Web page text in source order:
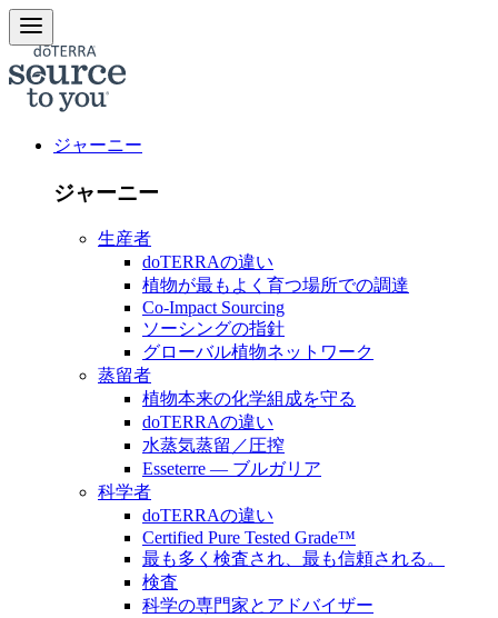
ジャーニー
ジャーニー
生産者
doTERRAの違い
植物が最もよく育つ場所での調達
Co-Impact Sourcing
ソーシングの指針
グローバル植物ネットワーク
蒸留者
植物本来の化学組成を守る
doTERRAの違い
水蒸気蒸留／圧搾
Esseterre — ブルガリア
科学者
doTERRAの違い
Certified Pure Tested Grade™
最も多く検査され、最も信頼される。
検査
科学の専門家とアドバイザー